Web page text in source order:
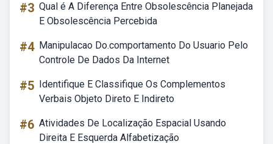
#3 Qual é A Diferença Entre Obsolescência Planejada
E Obsolescência Percebida
#4 Manipulacao Do.comportamento Do Usuario Pelo
Controle De Dados Da Internet
#5 Identifique E Classifique Os Complementos
Verbais Objeto Direto E Indireto
#6 Atividades De Localização Espacial Usando
Direita E Esquerda Alfabetização